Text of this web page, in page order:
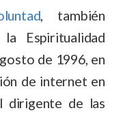
, también
Espiritualidad
de 1996, en
de internet en
dirigente de las